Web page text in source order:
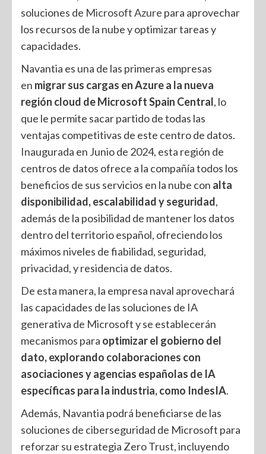
soluciones de Microsoft Azure para aprovechar
los recursos de la nube y optimizar tareas y
capacidades.
Navantia es una de las primeras empresas
en migrar sus cargas en Azure a la nueva
región cloud de Microsoft Spain Central, lo
que le permite sacar partido de todas las
ventajas competitivas de este centro de datos.
Inaugurada en Junio de 2024, esta región de
centros de datos ofrece a la compañía todos los
beneficios de sus servicios en la nube con alta
disponibilidad, escalabilidad y seguridad,
además de la posibilidad de mantener los datos
dentro del territorio español, ofreciendo los
máximos niveles de fiabilidad, seguridad,
privacidad, y residencia de datos.
De esta manera, la empresa naval aprovechará
las capacidades de las soluciones de IA
generativa de Microsoft y se establecerán
mecanismos para optimizar el gobierno del
dato, explorando colaboraciones con
asociaciones y agencias españolas de IA
específicas para la industria, como IndesIA.
Además, Navantia podrá beneficiarse de las
soluciones de ciberseguridad de Microsoft para
reforzar su estrategia Zero Trust, incluyendo